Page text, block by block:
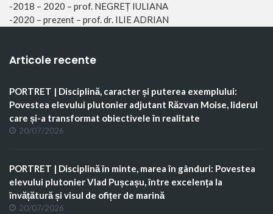
-2018 – 2020 – prof. NEGREȚ IULIANA
-2020 – prezent – prof. dr. ILIE ADRIAN
Articole recente
PORTRET | Disciplină, caracter și puterea exemplului:
Povestea elevului plutonier adjutant Răzvan Moise, liderul
care și-a transformat obiectivele în realitate
20/07/2026
PORTRET | Disciplină în minte, marea în gânduri: Povestea
elevului plutonier Vlad Pușcașu, între excelența la
învățătură și visul de ofițer de marină
20/07/2026